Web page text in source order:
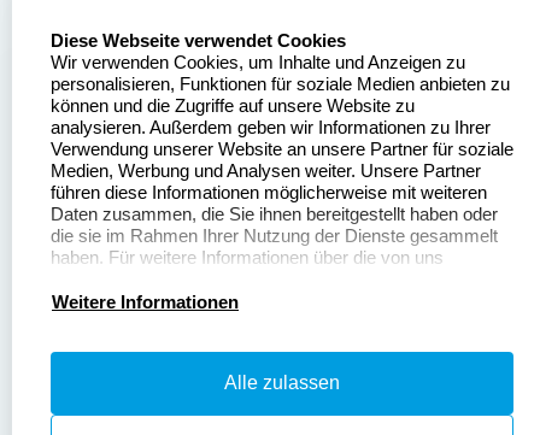
Stempelgestalten.de
Asterlager Straße 97
47228 Duisburg
Deutschland
Über uns
Sitemap
Alle
Stempelinformationen
Dateivorgaben
Fragen & Antworten
Datenschutzerklärung
Zahlung & Versand
Widerruf & Rückgabe
Diese Webseite verwendet Cookies
Wir verwenden Cookies, um Inhalte und Anzeigen zu
personalisieren, Funktionen für soziale Medien anbieten zu
können und die Zugriffe auf unsere Website zu
analysieren. Außerdem geben wir Informationen zu Ihrer
Verwendung unserer Website an unsere Partner für soziale
Medien, Werbung und Analysen weiter. Unsere Partner
führen diese Informationen möglicherweise mit weiteren
Daten zusammen, die Sie ihnen bereitgestellt haben oder
die sie im Rahmen Ihrer Nutzung der Dienste gesammelt
haben. Für weitere Informationen über die von uns
Datenschutzerklärung.
Weitere Informationen
Alle zulassen